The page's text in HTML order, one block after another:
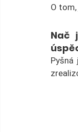
O
Nač